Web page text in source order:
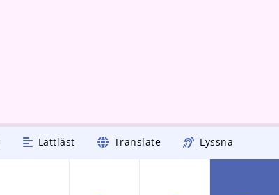
Lättläst Translate Lyssna